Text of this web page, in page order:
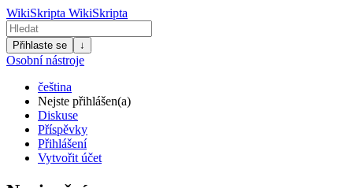
WikiSkripta WikiSkripta
Přihlaste se ↓
Osobní nástroje
čeština
Nejste přihlášen(a)
Diskuse
Příspěvky
Přihlášení
Vytvořit účet